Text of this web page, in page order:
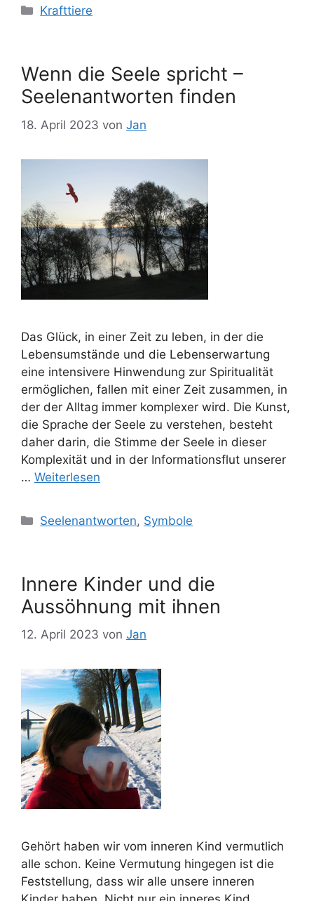
Kategorien
Krafttiere
Wenn die Seele spricht –
Seelenantworten finden
18. April 2023 von Jan
Das Glück, in einer Zeit zu leben, in der die
Lebensumstände und die Lebenserwartung
eine intensivere Hinwendung zur Spiritualität
ermöglichen, fallen mit einer Zeit zusammen, in
der der Alltag immer komplexer wird. Die Kunst,
die Sprache der Seele zu verstehen, besteht
daher darin, die Stimme der Seele in dieser
Komplexität und in der Informationsflut unserer
… Weiterlesen
Kategorien
Seelenantworten, Symbole
Innere Kinder und die
Aussöhnung mit ihnen
12. April 2023 von Jan
Gehört haben wir vom inneren Kind vermutlich
alle schon. Keine Vermutung hingegen ist die
Feststellung, dass wir alle unsere inneren